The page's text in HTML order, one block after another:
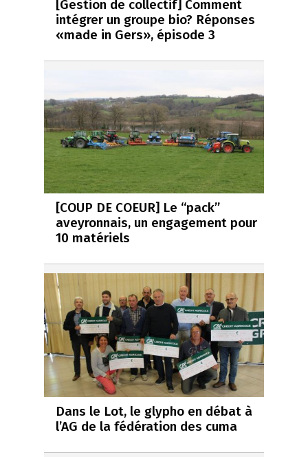
[Gestion de collectif] Comment
intégrer un groupe bio? Réponses
«made in Gers», épisode 3
[COUP DE COEUR] Le “pack”
aveyronnais, un engagement pour
10 matériels
Dans le Lot, le glypho en débat à
l’AG de la fédération des cuma